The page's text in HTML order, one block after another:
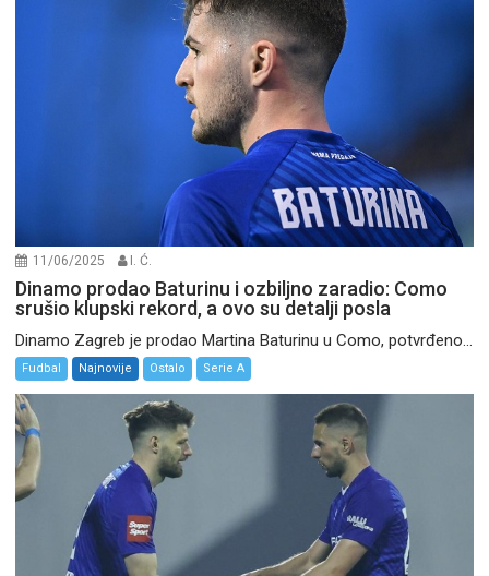
11/06/2025 I. Ć.
Dinamo prodao Baturinu i ozbiljno zaradio: Como
srušio klupski rekord, a ovo su detalji posla
Dinamo Zagreb je prodao Martina Baturinu u Como, potvrđeno...
Fudbal Najnovije Ostalo Serie A